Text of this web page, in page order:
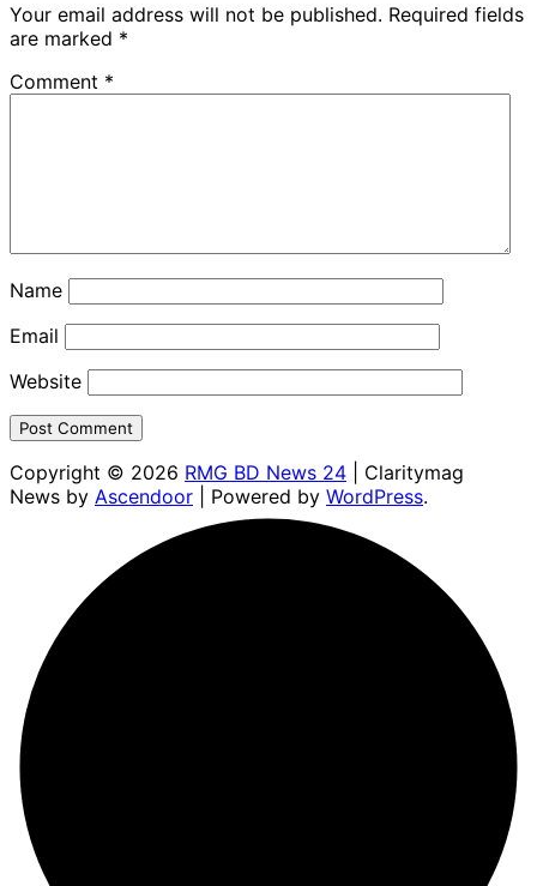
Your email address will not be published. Required fields
are marked *
Comment *
Name
Email
Website
Copyright © 2026 RMG BD News 24 | Claritymag
News by Ascendoor | Powered by WordPress.